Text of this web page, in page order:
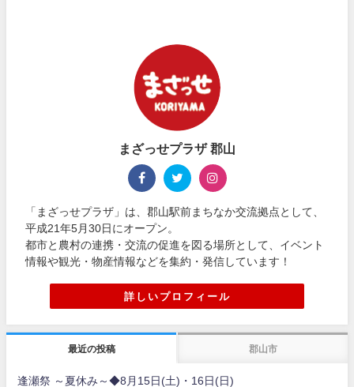
まざっせプラザ 郡山
「まざっせプラザ」は、郡山駅前まちなか交流拠点として、
平成21年5月30日にオープン。
都市と農村の連携・交流の促進を図る場所として、イベント
情報や観光・物産情報などを集約・発信しています！
詳しいプロフィール
最近の投稿 郡山市
逢瀬祭 ～夏休み～◆8月15日(土)・16日(日)